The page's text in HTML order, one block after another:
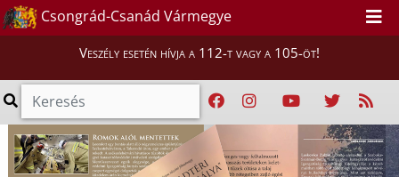
Csongrád-Csanád Vármegye
Veszély esetén hívja a 112-t vagy a 105-öt!
HŐSÉGRIASZTÁS
Az országos tisztifőorvos július 30-án
órától augusztus 4-án (kedd) 24.00 óráig
hőségriasztást rendelt el.